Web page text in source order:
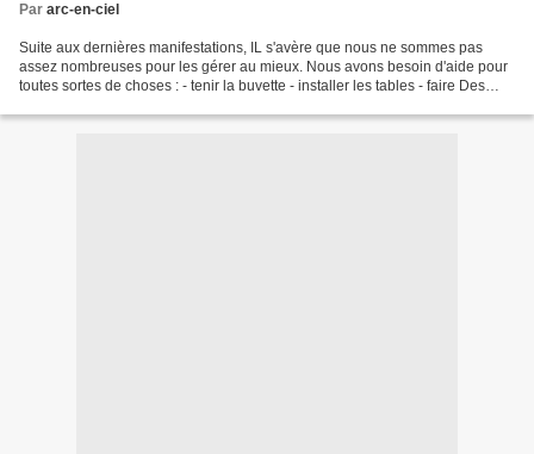
Par arc-en-ciel
Suite aux dernières manifestations, IL s'avère que nous ne sommes pas
assez nombreuses pour les gérer au mieux. Nous avons besoin d'aide pour
toutes sortes de choses : - tenir la buvette - installer les tables - faire Des